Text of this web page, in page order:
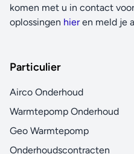
komen met u in contact
oplossingen hieren meld je
Particulier
Airco Onderhoud
Warmtepomp Onderhoud
Geo Warmtepomp
Onderhoudscontracten